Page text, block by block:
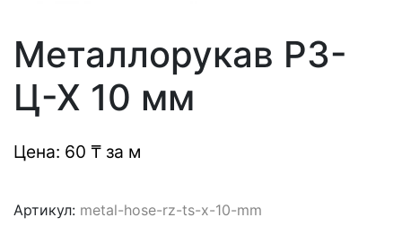
Металлорукав РЗ-
Ц-Х 10 мм
Цена: 60 ₸ за м
Артикул: metal-hose-rz-ts-x-10-mm